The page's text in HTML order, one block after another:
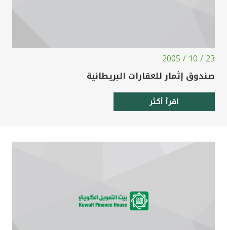
23 / 10 / 2005
صندوق إثمار للعقارات البريطانية
اقرأ أكثر